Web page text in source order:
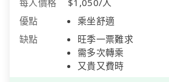
每人價格
$1,050/人
優點
乘坐舒適
缺點
旺季一票難求
需多次轉乘
又貴又費時